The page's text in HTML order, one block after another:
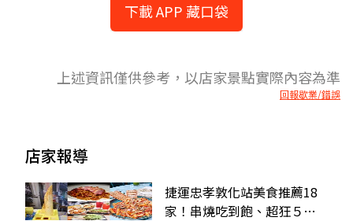
下載 APP 藏口袋
上述資訊僅供參考，以店家景點實際內容為準
回報歇業/錯誤
店家報導
捷運忠孝敦化站美食推薦18
家！串燒吃到飽、超狂５星